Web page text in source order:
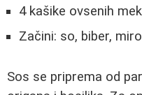
4 kašike ovsenih
Začini: so, biber,
Sos se priprema od